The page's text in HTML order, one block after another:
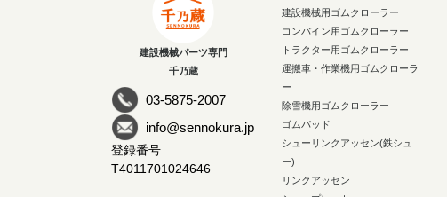
建設機械パーツ専門
千乃蔵
03-5875-2007
info@sennokura.jp
登録番号
T4011701024646
建設機械用ゴムクローラー
コンバイン用ゴムクローラー
トラクター用ゴムクローラー
運搬車・作業機用ゴムクローラ
ー
除雪機用ゴムクローラー
ゴムパッド
シューリンクアッセン(鉄シュ
ー)
リンクアッセン